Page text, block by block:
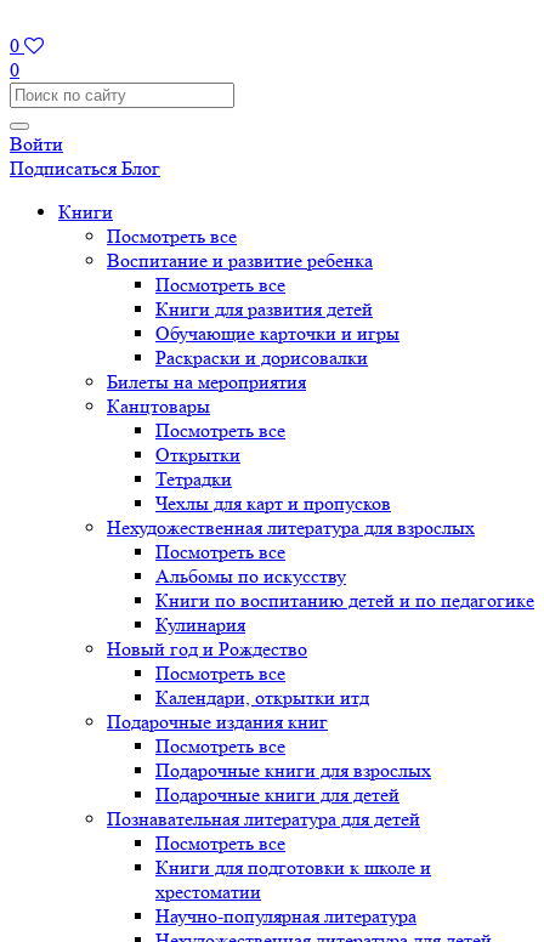
0
0
Войти
Подписаться Блог
Книги
Посмотреть все
Воспитание и развитие ребенка
Посмотреть все
Книги для развития детей
Обучающие карточки и игры
Раскраски и дорисовалки
Билеты на мероприятия
Канцтовары
Посмотреть все
Открытки
Тетрадки
Чехлы для карт и пропусков
Нехудожественная литература для взрослых
Посмотреть все
Альбомы по искусству
Книги по воспитанию детей и по педагогике
Кулинария
Новый год и Рождество
Посмотреть все
Календари, открытки итд
Подарочные издания книг
Посмотреть все
Подарочные книги для взрослых
Подарочные книги для детей
Познавательная литература для детей
Посмотреть все
Книги для подготовки к школе и
хрестоматии
Научно-популярная литература